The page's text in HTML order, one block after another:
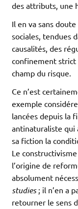
des attributs, une
Il en va sans
sociales, tendues
causalités, des
confinement strict
champ du risque.
Ce n’est
exemple
lancées depuis la
antinaturaliste qui
sa fiction la
Le
l’origine de
absolument
studies ; il n’en a
retourner le sens